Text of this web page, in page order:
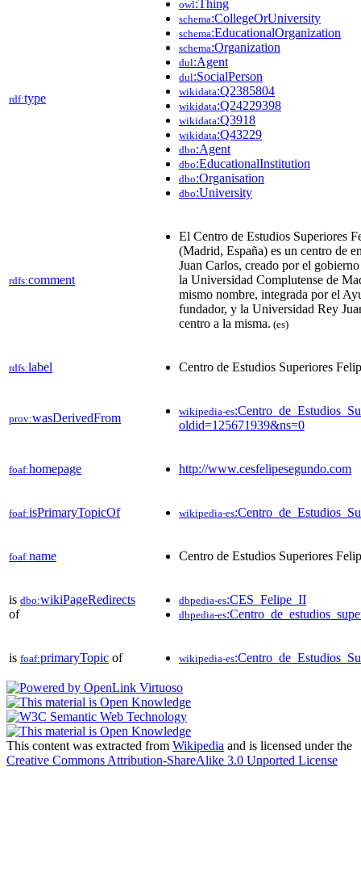
rdf:type
owl:Thing
schema:CollegeOrUniversity
schema:EducationalOrganization
schema:Organization
dul:Agent
dul:SocialPerson
wikidata:Q2385804
wikidata:Q24229398
wikidata:Q3918
wikidata:Q43229
dbo:Agent
dbo:EducationalInstitution
dbo:Organisation
dbo:University
rdfs:comment
El Centro de Estudios Superiores
(Madrid, España) es un centro de
Juan Carlos, creado por el
la Universidad Complutense de
mismo nombre, integrada por el
fundador, y la Universidad Rey
centro a la misma. (es)
rdfs:label Centro de Estudios Superiores
prov:wasDerivedFrom wikipedia-es
oldid=125671939&ns=0
foaf:homepage http://www.cesfelipesegundo.com
foaf:isPrimaryTopicOf wikipedia-es
foaf:name Centro de Estudios Superiores
is dbo:wikiPageRedirects
of
dbpedia-es:CES_Felipe_II
dbpedia-es
is foaf:primaryTopic of wikipedia-es
This content was extracted from Wikipedia and is licensed under the
Creative Commons Attribution-ShareAlike 3.0 Unported License